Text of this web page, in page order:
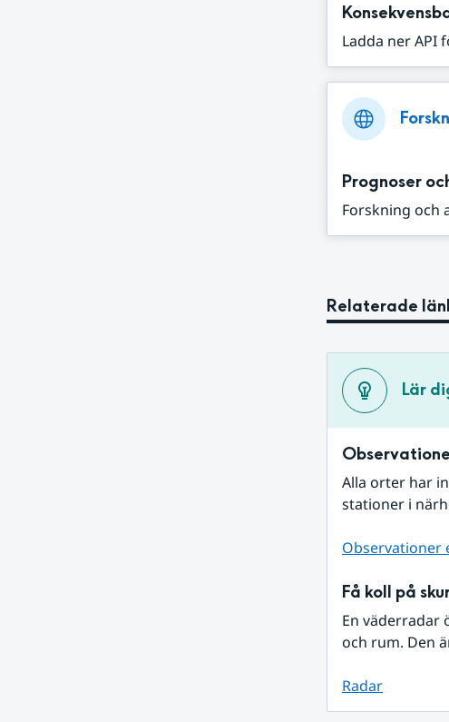
Ladda ner API
Prognoser
Forskning och
Relaterade
Lär
Alla orter har
stationer i
Observationer
Få koll på
En väderradar
och rum. Den
Radar